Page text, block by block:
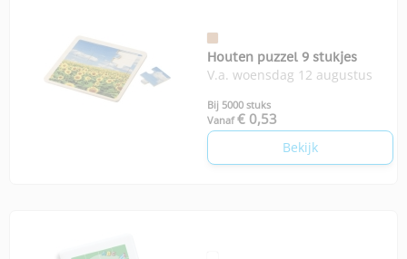
Houten puzzel 9 stukjes
V.a. woensdag 12 augustus
Bij 5000 stuks
Vanaf € 0,53
Bekijk